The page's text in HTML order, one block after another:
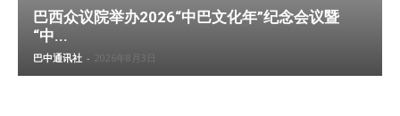
巴西众议院举办2026“中巴文化年”纪念会议暨
“中...
巴中通讯社 - 2026年8月3日